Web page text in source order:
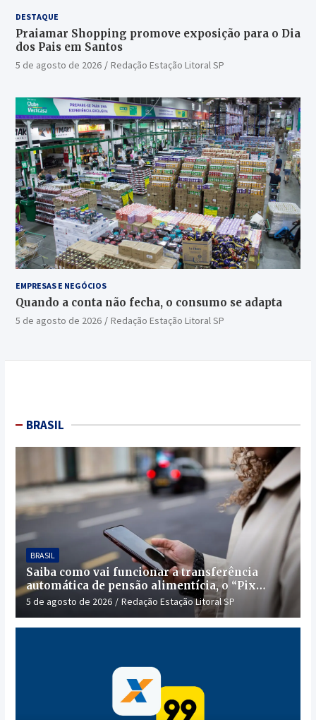
DESTAQUE
Praiamar Shopping promove exposição para o Dia
dos Pais em Santos
5 de agosto de 2026 Redação Estação Litoral SP
EMPRESAS E NEGÓCIOS
Quando a conta não fecha, o consumo se adapta
5 de agosto de 2026 Redação Estação Litoral SP
BRASIL
BRASIL
Saiba como vai funcionar a transferência
automática de pensão alimentícia, o “Pix
Pensão”
5 de agosto de 2026 Redação Estação Litoral SP